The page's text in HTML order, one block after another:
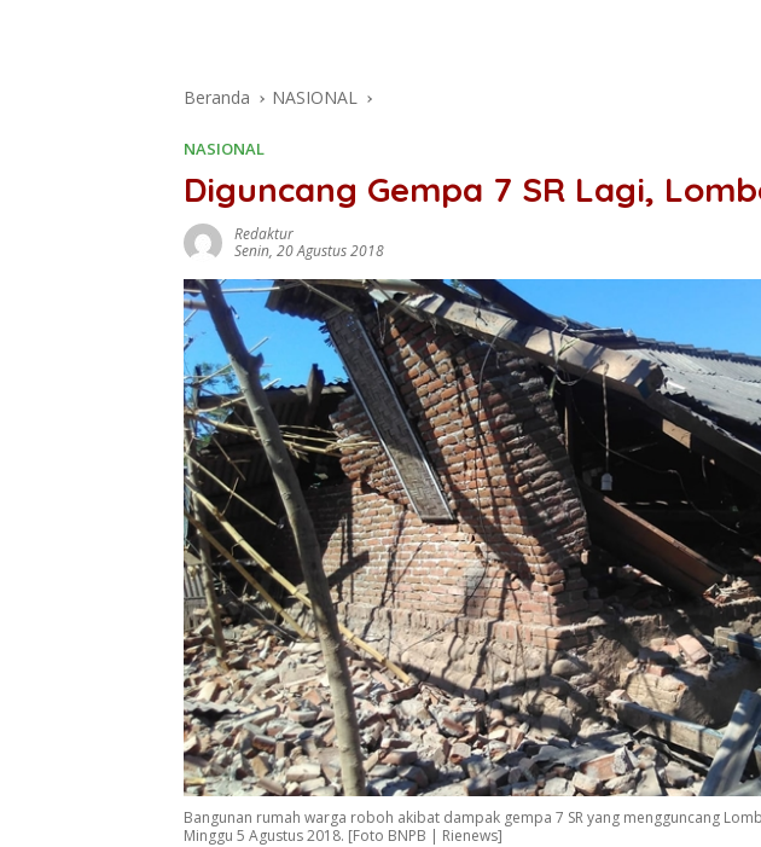
Beranda NASIONAL
NASIONAL
Diguncang Gempa 7 SR Lagi,
Redaktur
Senin, 20 Agustus 2018
Bangunan rumah warga roboh akibat dampak gempa 7 SR yang mengguncang
Minggu 5 Agustus 2018. [Foto BNPB | Rienews]